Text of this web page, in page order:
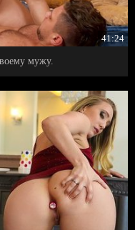
41:24
мужу.